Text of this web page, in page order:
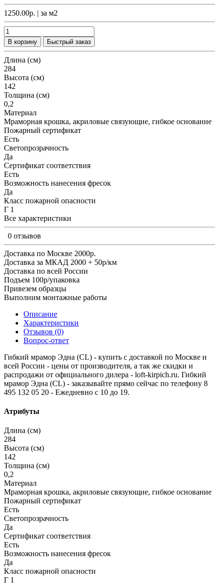
1250.00р. | за м2
В корзину Быстрый заказ
Длина (см)
284
Высота (см)
142
Толщина (см)
0,2
Материал
Мраморная крошка, акриловые связующие, гибкое основание
Пожарный сертификат
Есть
Светопрозрачность
Да
Сертификат соответствия
Есть
Возможность нанесения фресок
Да
Класс пожарной опасности
Г 1
Все характеристики
0 отзывов
Доставка по Москве 2000р.
Доставка за МКАД 2000 + 50р/км
Доставка по всей России
Подъем 100р/упаковка
Привезем образцы
Выполним монтажные работы
Описание
Характеристики
Отзывов (0)
Вопрос-ответ
Гибкий мрамор Эдна (CL) - купить с доставкой по Москве и
всей России - цены от производителя, а так же скидки и
распродажи от официального дилера - loft-kirpich.ru. Гибкий
мрамор Эдна (CL) - заказывайте прямо сейчас по телефону 8
495 132 05 20 - Ежедневно с 10 до 19.
Атрибуты
Длина (см)
284
Высота (см)
142
Толщина (см)
0,2
Материал
Мраморная крошка, акриловые связующие, гибкое основание
Пожарный сертификат
Есть
Светопрозрачность
Да
Сертификат соответствия
Есть
Возможность нанесения фресок
Да
Класс пожарной опасности
Г 1